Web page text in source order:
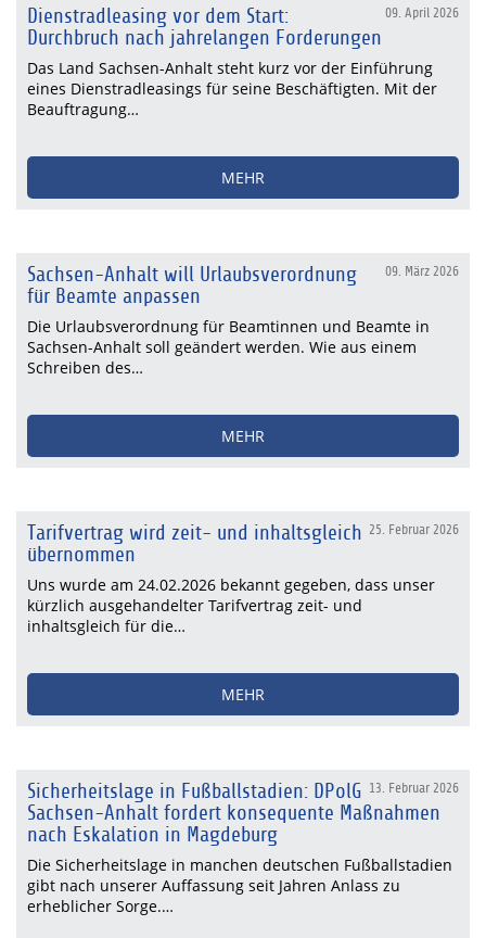
09. April 2026
Dienstradleasing vor dem Start:
Durchbruch nach jahrelangen Forderungen
Das Land Sachsen-Anhalt steht kurz vor der Einführung
eines Dienstradleasings für seine Beschäftigten. Mit der
Beauftragung…
MEHR
09. März 2026
Sachsen-Anhalt will Urlaubsverordnung
für Beamte anpassen
Die Urlaubsverordnung für Beamtinnen und Beamte in
Sachsen-Anhalt soll geändert werden. Wie aus einem
Schreiben des…
MEHR
25. Februar 2026
Tarifvertrag wird zeit- und inhaltsgleich
übernommen
Uns wurde am 24.02.2026 bekannt gegeben, dass unser
kürzlich ausgehandelter Tarifvertrag zeit- und
inhaltsgleich für die…
MEHR
13. Februar 2026
Sicherheitslage in Fußballstadien: DPolG
Sachsen-Anhalt fordert konsequente Maßnahmen
nach Eskalation in Magdeburg
Die Sicherheitslage in manchen deutschen Fußballstadien
gibt nach unserer Auffassung seit Jahren Anlass zu
erheblicher Sorge.…